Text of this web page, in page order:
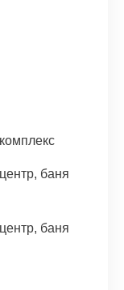
баня
баня